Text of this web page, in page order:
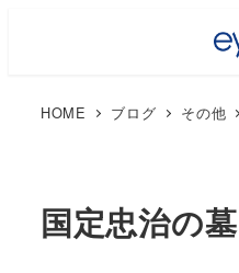
HOME ブログ その他
国定忠治の墓